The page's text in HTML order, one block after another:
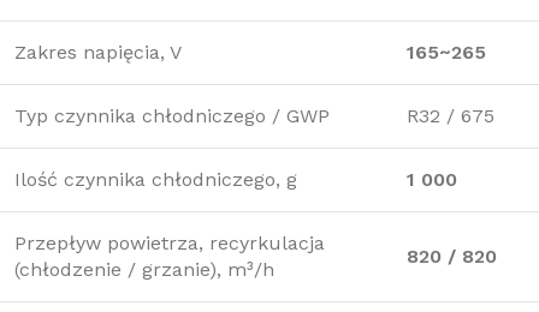
Zakres napięcia, V 165~265
Typ czynnika chłodniczego / GWP R32 / 675
Ilość czynnika chłodniczego, g 1 000
Przepływ powietrza, recyrkulacja
(chłodzenie / grzanie), m³/h
820 / 820